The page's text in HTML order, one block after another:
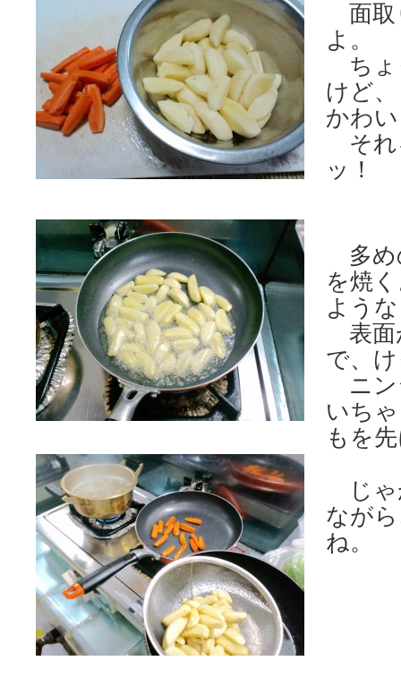
面取
よ。
ちょ
けど
かわ
それ
ッ！
多め
を焼
よう
表面
で、
ニン
いち
もを
じゃ
なが
ね。